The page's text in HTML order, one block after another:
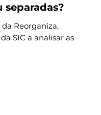
Reorganiza,
SIC a analisar as